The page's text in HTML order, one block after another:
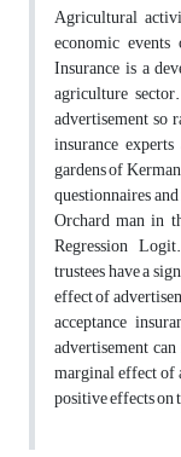
Agricultural
economic
Insurance is a
agriculture
advertisement so
insurance
gardens of
questionnaires
Orchard man in
Regression
trustees have a
effect of
acceptance
advertisement
marginal effect of
positive effects on